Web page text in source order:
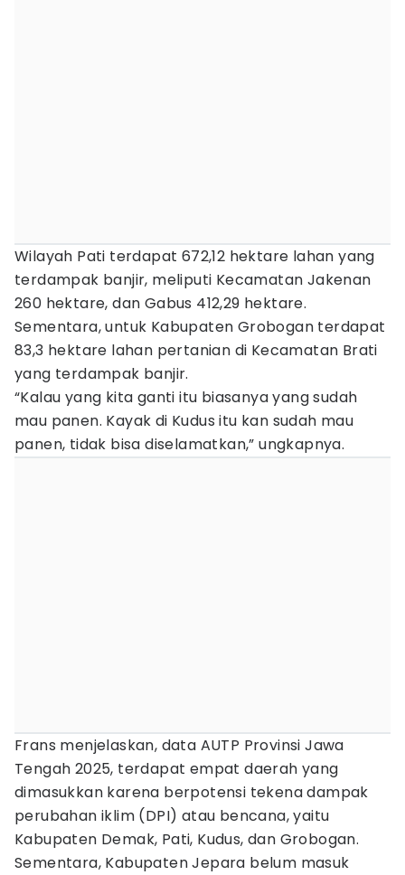
Wilayah Pati terdapat 672,12 hektare lahan yang
terdampak banjir, meliputi Kecamatan Jakenan
260 hektare, dan Gabus 412,29 hektare.
Sementara, untuk Kabupaten Grobogan terdapat
83,3 hektare lahan pertanian di Kecamatan Brati
yang terdampak banjir.
“Kalau yang kita ganti itu biasanya yang sudah
mau panen. Kayak di Kudus itu kan sudah mau
panen, tidak bisa diselamatkan,” ungkapnya.
Frans menjelaskan, data AUTP Provinsi Jawa
Tengah 2025, terdapat empat daerah yang
dimasukkan karena berpotensi tekena dampak
perubahan iklim (DPI) atau bencana, yaitu
Kabupaten Demak, Pati, Kudus, dan Grobogan.
Sementara, Kabupaten Jepara belum masuk